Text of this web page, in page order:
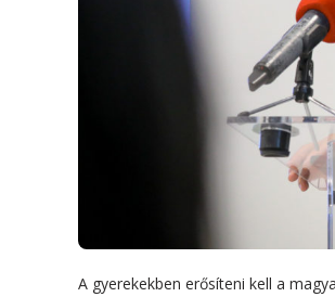
A gyerekekben erősíteni kell a